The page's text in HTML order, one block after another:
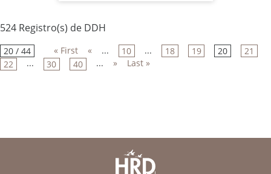
524 Registro(s) de DDH
20 / 44 « First « ... 10 ... 18 19 20
21
22
... 30 40 ... » Last »